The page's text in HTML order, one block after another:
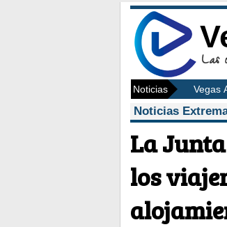
Las
Noticias Vegas
Noticias
La
los